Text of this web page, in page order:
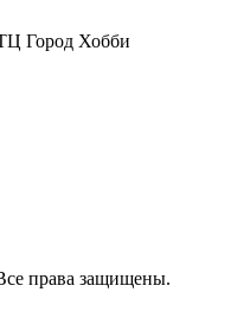
Город Хобби
права защищены.